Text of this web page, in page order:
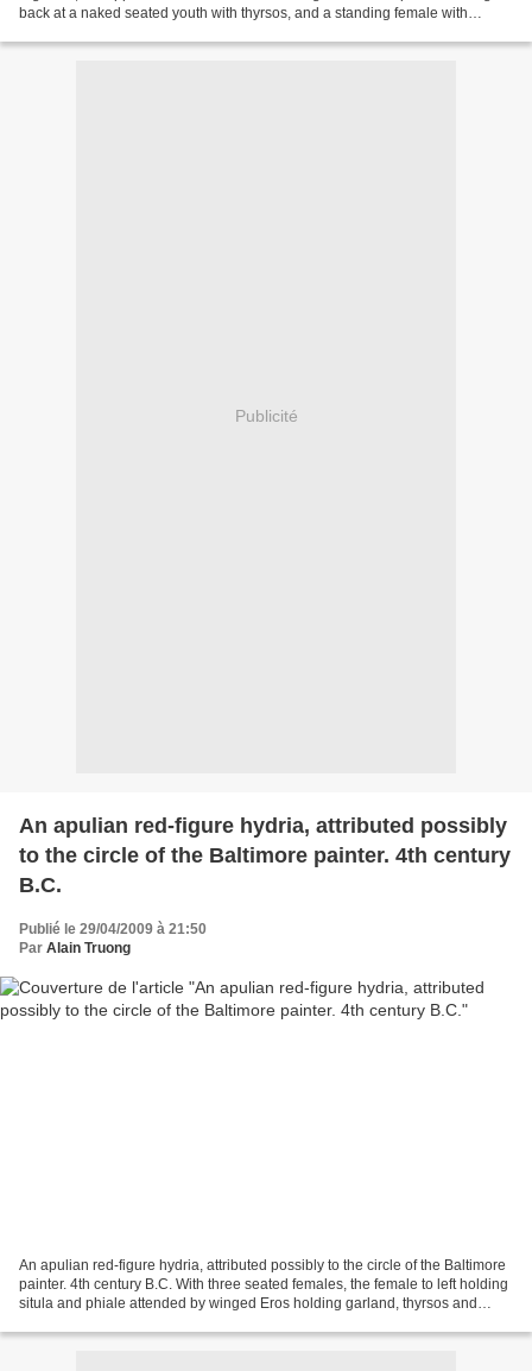
back at a naked seated youth with thyrsos, and a standing female with
Publicité
An apulian red-figure hydria, attributed possibly
to the circle of the Baltimore painter. 4th century
B.C.
Publié le 29/04/2009 à 21:50
Par Alain Truong
An apulian red-figure hydria, attributed possibly to the circle of the Baltimore
painter. 4th century B.C. With three seated females, the female to left holding
situla and phiale attended by winged Eros holding garland, thyrsos and